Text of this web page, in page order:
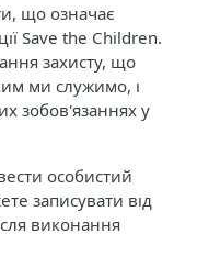
що означає
Save the Children.
захисту, що
ми служимо, і
зобов'язаннях у
особистий
записувати від
виконання